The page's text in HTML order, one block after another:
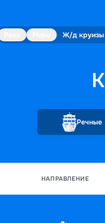
Ж/д круизы
Речные
НАПРАВЛЕНИЕ